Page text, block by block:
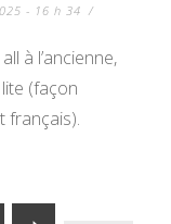
- 16 h 34 /
à l’ancienne,
(façon
français).